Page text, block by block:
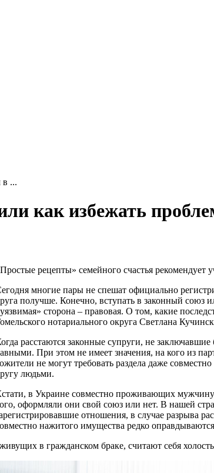
в ...
как избежать
рецепты» семейного счастья рекомендует
многие пары не спешат официально
получше. Конечно, вступать в законный союз
сторона – правовая. О том, какие
нотариального округа Светлана
расстаются законные супруги, не
При этом не имеет значения, на кого из
не могут требовать раздела даже
людьми.
в Украине совместно проживающих
оформляли они свой союз или нет. В нашей
отношения, в случае разрыва
нажитого имущества редко
в гражданском браке, считают себя